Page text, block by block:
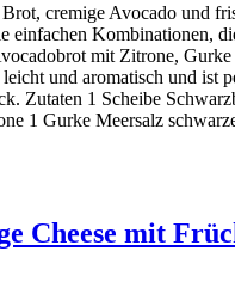
cremige Avocado und
einfachen Kombinationen,
mit Zitrone,
leicht und aromatisch und ist
Zutaten 1 Scheibe
1 Gurke Meersalz
Cheese mit